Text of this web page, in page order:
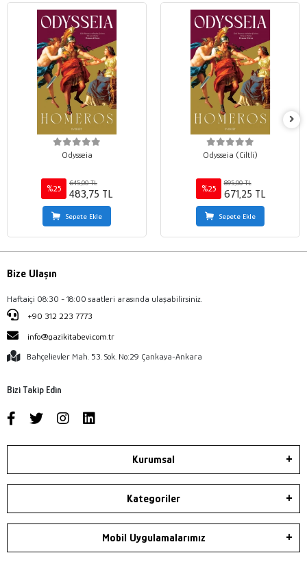
Odysseia
%25
645,00 TL
483,75 TL
Sepete Ekle
Odysseia (Ciltli)
%25
895,00 TL
671,25 TL
Sepete Ekle
Bize Ulaşın
Haftaiçi 08:30 - 18:00 saatleri arasında ulaşabilirsiniz.
+90 312 223 7773
info@gazikitabevi.com.tr
Bahçelievler Mah. 53. Sok. No:29 Çankaya-Ankara
Bizi Takip Edin
Kurumsal
Kategoriler
Mobil Uygulamalarımız